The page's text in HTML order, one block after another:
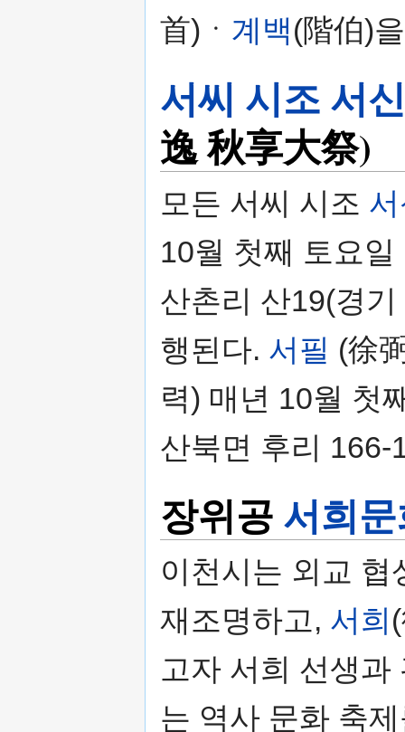
首)ㆍ 계백(階伯)
서씨 시조 서
逸 秋享大祭)
모든 서씨 시조
10월 첫째 토요
산촌리 산19(경
행된다. 서필 (徐
력) 매년 10월 첫
산북면 후리 166-
장위공 서희
이천시는 외교
재조명하고, 서희
고자 서희 선생
는 역사 문화 축